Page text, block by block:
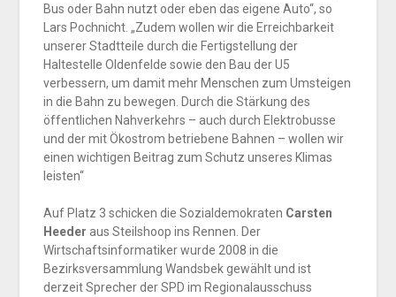
Bus oder Bahn nutzt oder eben das eigene Auto“, so
Lars Pochnicht. „Zudem wollen wir die Erreichbarkeit
unserer Stadtteile durch die Fertigstellung der
Haltestelle Oldenfelde sowie den Bau der U5
verbessern, um damit mehr Menschen zum Umsteigen
in die Bahn zu bewegen. Durch die Stärkung des
öffentlichen Nahverkehrs – auch durch Elektrobusse
und der mit Ökostrom betriebene Bahnen – wollen wir
einen wichtigen Beitrag zum Schutz unseres Klimas
leisten“
Auf Platz 3 schicken die Sozialdemokraten Carsten
Heeder aus Steilshoop ins Rennen. Der
Wirtschaftsinformatiker wurde 2008 in die
Bezirksversammlung Wandsbek gewählt und ist
derzeit Sprecher der SPD im Regionalausschuss